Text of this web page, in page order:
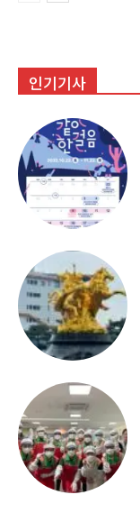
인기기사